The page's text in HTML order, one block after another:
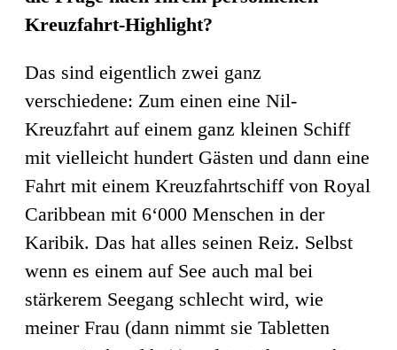
Kreuzfahrt-Highlight?
Das sind eigentlich zwei ganz
verschiedene: Zum einen eine Nil-
Kreuzfahrt auf einem ganz kleinen Schiff
mit vielleicht hundert Gästen und dann eine
Fahrt mit einem Kreuzfahrtschiff von Royal
Caribbean mit 6‘000 Menschen in der
Karibik. Das hat alles seinen Reiz. Selbst
wenn es einem auf See auch mal bei
stärkerem Seegang schlecht wird, wie
meiner Frau (dann nimmt sie Tabletten